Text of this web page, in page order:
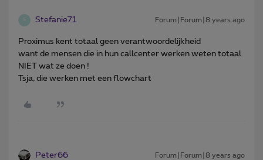
S Stefanie71 Forum|Forum|8 years ago
Proximus kent totaal geen verantwoordelijkheid
want de mensen die in hun callcenter werken weten totaal
NIET wat ze doen !
Tsja, die werken met een flowchart
Peter66 Forum|Forum|8 years ago